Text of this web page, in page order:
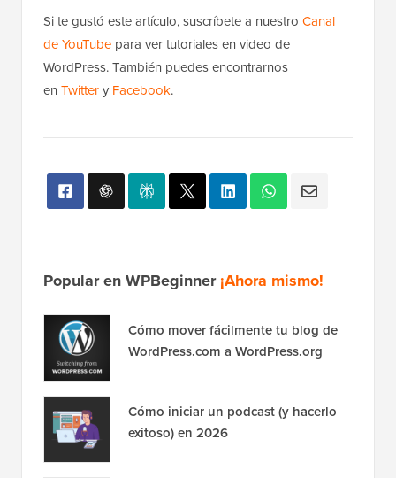
Si te gustó este artículo, suscríbete a nuestro Canal
de YouTube para ver tutoriales en video de
WordPress. También puedes encontrarnos
en Twittery Facebook.
Popular en WPBeginner¡Ahora mismo!
Cómo mover fácilmente tu blog de
WordPress.com a WordPress.org
Cómo iniciar un podcast (y hacerlo
exitoso) en 2026